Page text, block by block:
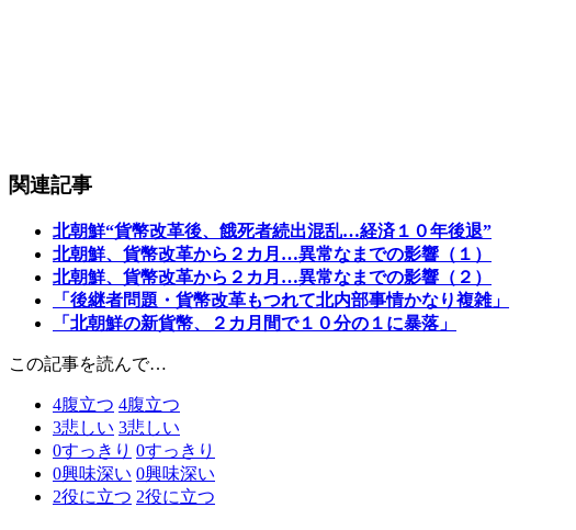
関連記事
北朝鮮“貨幣改革後、餓死者続出混乱…経済１０年後退”
北朝鮮、貨幣改革から２カ月…異常なまでの影響（１）
北朝鮮、貨幣改革から２カ月…異常なまでの影響（２）
「後継者問題・貨幣改革もつれて北内部事情かなり複雑」
「北朝鮮の新貨幣、２カ月間で１０分の１に暴落」
この記事を読んで…
4腹立つ 4腹立つ
3悲しい 3悲しい
0すっきり 0すっきり
0興味深い 0興味深い
2役に立つ 2役に立つ